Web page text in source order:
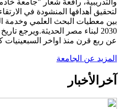
والتدريبية، رافعةً شعار "جامعة
لتحقيق أهدافها المنشودة في
بين معطيات البحث العلمي وخدمة
2030 لبناء مصر الحديثة.ويرجع
عن ربع قرن منذ اواخر السبعينيات
المزيد عن الجامعة
آخر الأخبار